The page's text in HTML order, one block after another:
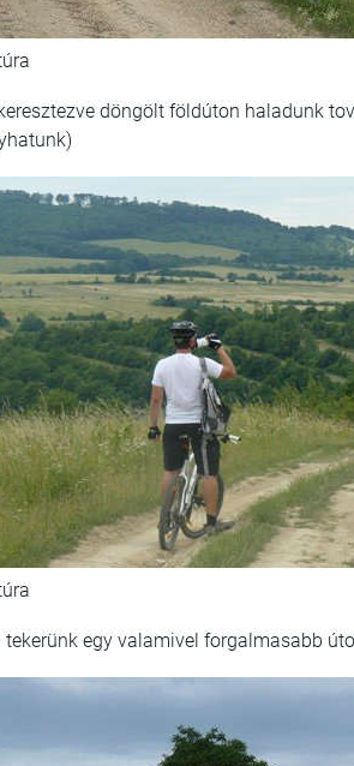
döngölt földúton haladunk
egy valamivel forgalmasabb